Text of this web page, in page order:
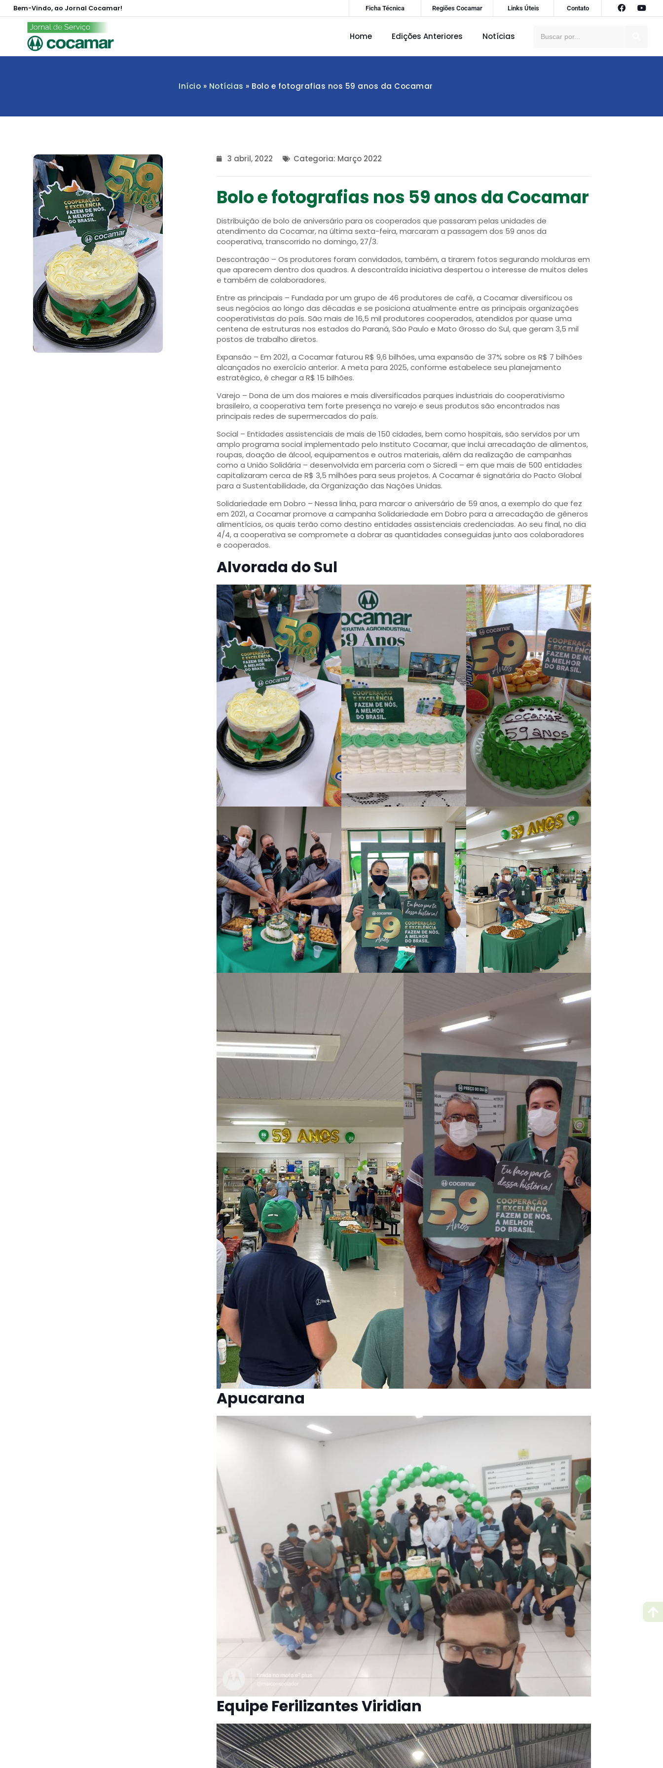
Bem-Vindo, ao Jornal Cocamar! Ficha Técnica Regiões Cocamar Links Úteis Contato
Home Edições Anteriores Notícias
Início » Notícias » Bolo e fotografias nos 59 anos da Cocamar
3 abril, 2022 Categoria: Março 2022
Bolo e fotografias nos 59 anos da Cocamar
Distribuição de bolo de aniversário para os cooperados que passaram pelas unidades de
atendimento da Cocamar, na última sexta-feira, marcaram a passagem dos 59 anos da
cooperativa, transcorrido no domingo, 27/3.
Descontração – Os produtores foram convidados, também, a tirarem fotos segurando molduras em
que aparecem dentro dos quadros. A descontraída iniciativa despertou o interesse de muitos deles
e também de colaboradores.
Entre as principais – Fundada por um grupo de 46 produtores de café, a Cocamar diversificou os
seus negócios ao longo das décadas e se posiciona atualmente entre as principais organizações
cooperativistas do país. São mais de 16,5 mil produtores cooperados, atendidos por quase uma
centena de estruturas nos estados do Paraná, São Paulo e Mato Grosso do Sul, que geram 3,5 mil
postos de trabalho diretos.
Expansão – Em 2021, a Cocamar faturou R$ 9,6 bilhões, uma expansão de 37% sobre os R$ 7 bilhões
alcançados no exercício anterior. A meta para 2025, conforme estabelece seu planejamento
estratégico, é chegar a R$ 15 bilhões.
Varejo – Dona de um dos maiores e mais diversificados parques industriais do cooperativismo
brasileiro, a cooperativa tem forte presença no varejo e seus produtos são encontrados nas
principais redes de supermercados do país.
Social – Entidades assistenciais de mais de 150 cidades, bem como hospitais, são servidos por um
amplo programa social implementado pelo Instituto Cocamar, que inclui arrecadação de alimentos,
roupas, doação de álcool, equipamentos e outros materiais, além da realização de campanhas
como a União Solidária – desenvolvida em parceria com o Sicredi – em que mais de 500 entidades
capitalizaram cerca de R$ 3,5 milhões para seus projetos. A Cocamar é signatária do Pacto Global
para a Sustentabilidade, da Organização das Nações Unidas.
Solidariedade em Dobro – Nessa linha, para marcar o aniversário de 59 anos, a exemplo do que fez
em 2021, a Cocamar promove a campanha Solidariedade em Dobro para a arrecadação de gêneros
alimentícios, os quais terão como destino entidades assistenciais credenciadas. Ao seu final, no dia
4/4, a cooperativa se compromete a dobrar as quantidades conseguidas junto aos colaboradores
e cooperados.
Alvorada do Sul
Apucarana
Equipe Ferilizantes Viridian